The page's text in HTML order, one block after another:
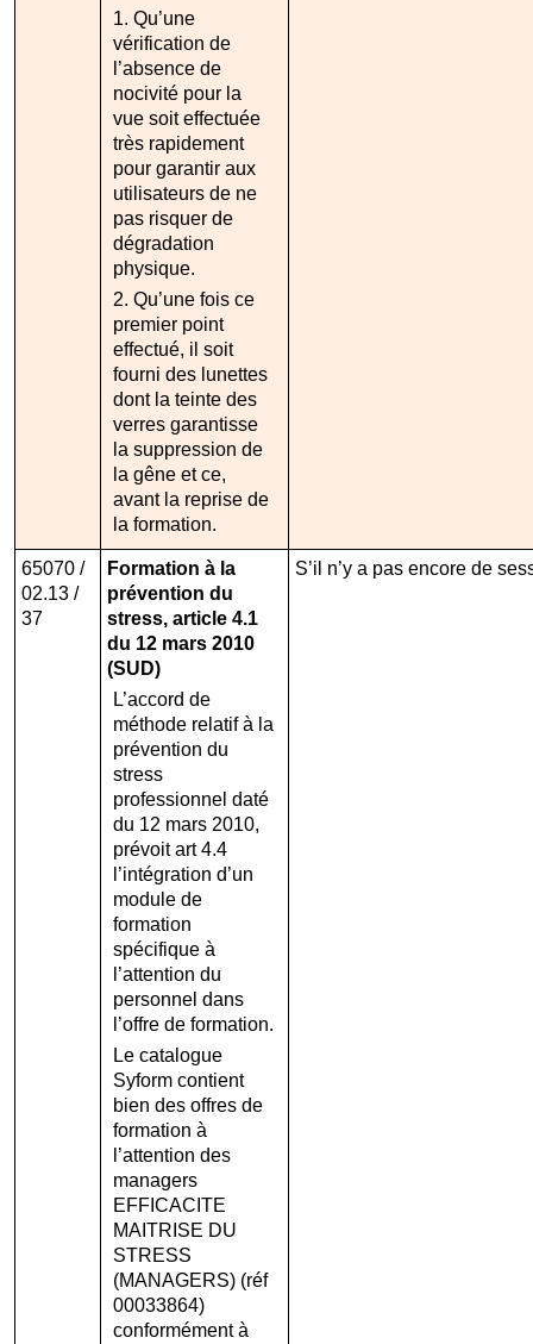
1. Qu’une
vérification de
l’absence de
nocivité pour la
vue soit effectuée
très rapidement
pour garantir aux
utilisateurs de ne
pas risquer de
dégradation
physique.
2. Qu’une fois ce
premier point
effectué, il soit
fourni des lunettes
dont la teinte des
verres garantisse
la suppression de
la gêne et ce,
avant la reprise de
la formation.
65070 /
02.13 /
37
Formation à la
prévention du
stress, article 4.1
du 12 mars 2010
(SUD)
L’accord de
méthode relatif à la
prévention du
stress
professionnel daté
du 12 mars 2010,
prévoit art 4.4
l’intégration d’un
module de
formation
spécifique à
l’attention du
personnel dans
l’offre de formation.
Le catalogue
Syform contient
bien des offres de
formation à
l’attention des
managers
EFFICACITE
MAITRISE DU
STRESS
(MANAGERS) (réf
00033864)
conformément à
S’il n’y a pas encore de